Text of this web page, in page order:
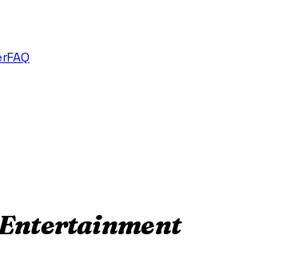
FAQ